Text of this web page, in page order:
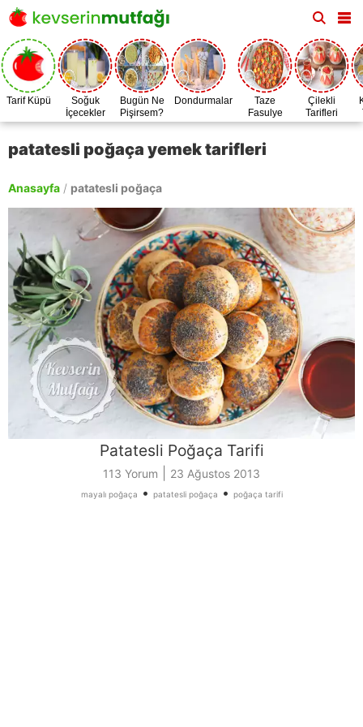
Tarif Küpü
Soğuk
İçecekler
Bugün Ne
Pişirsem?
Dondurmalar
Taze
Fasulye
Zamanı
Çilekli
Tarifleri
patatesli poğaça yemek tarifleri
Anasayfa / patatesli poğaça
Patatesli Poğaça Tarifi
113 Yorum 23 Ağustos 2013
mayalı poğaça • patatesli poğaça • poğaça tarifi